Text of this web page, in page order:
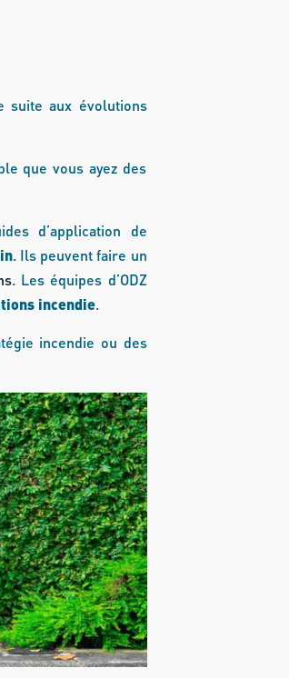
suite aux évolutions
que vous ayez des
d’application de
. Ils peuvent faire un
. Les équipes d’ODZ
incendie.
incendie ou des